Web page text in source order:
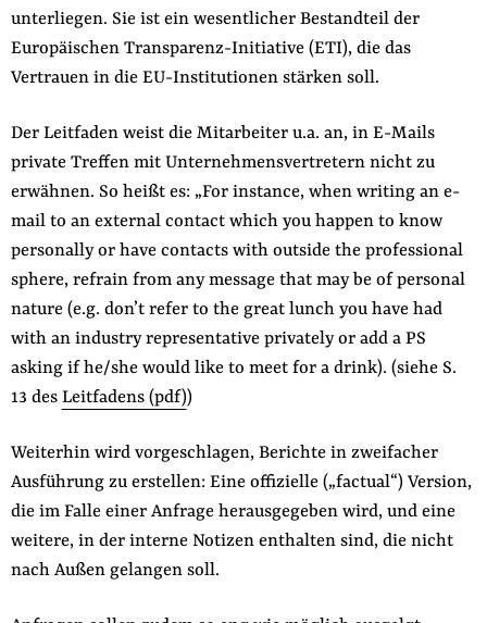
unterliegen. Sie ist ein wesentlicher Bestandteil der
Europäischen Transparenz-Initiative (ETI), die das
Vertrauen in die EU-Institutionen stärken soll.
Der Leitfaden weist die Mitarbeiter u.a. an, in E-Mails
private Treffen mit Unternehmensvertretern nicht zu
erwähnen. So heißt es: „For instance, when writing an e-
mail to an external contact which you happen to know
personally or have contacts with outside the professional
sphere, refrain from any message that may be of personal
nature (e.g. don’t refer to the great lunch you have had
with an industry representative privately or add a PS
asking if he/she would like to meet for a drink). (siehe S.
13 des Leitfadens (pdf))
Weiterhin wird vorgeschlagen, Berichte in zweifacher
Ausführung zu erstellen: Eine offizielle („factual“) Version,
die im Falle einer Anfrage herausgegeben wird, und eine
weitere, in der interne Notizen enthalten sind, die nicht
nach Außen gelangen soll.